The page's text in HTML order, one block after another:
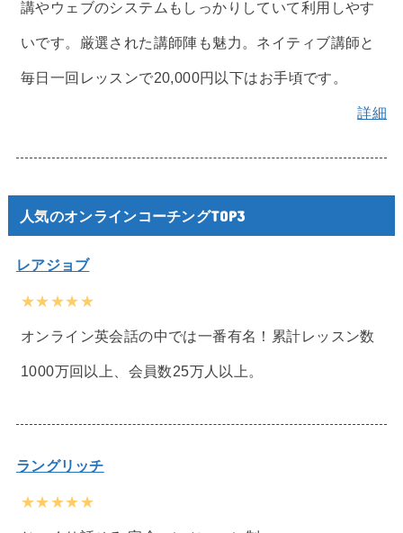
講やウェブのシステムもしっかりしていて利用しやす
いです。厳選された講師陣も魅力。ネイティブ講師と
毎日一回レッスンで20,000円以下はお手頃です。
詳細
人気のオンラインコーチングTOP3
レアジョブ
★★★★★
オンライン英会話の中では一番有名！累計レッスン数
1000万回以上、会員数25万人以上。
ラングリッチ
★★★★★